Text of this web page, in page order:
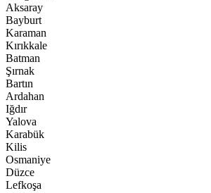
Aksaray
Bayburt
Karaman
Kırıkkale
Batman
Şırnak
Bartın
Ardahan
Iğdır
Yalova
Karabük
Kilis
Osmaniye
Düzce
Lefkoşa